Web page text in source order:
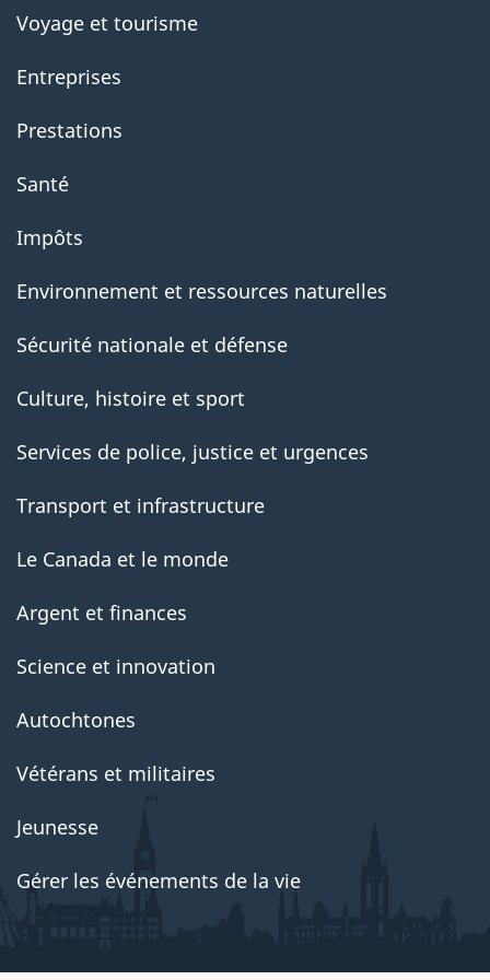
Voyage et tourisme
Entreprises
Prestations
Santé
Impôts
Environnement et ressources naturelles
Sécurité nationale et défense
Culture, histoire et sport
Services de police, justice et urgences
Transport et infrastructure
Le Canada et le monde
Argent et finances
Science et innovation
Autochtones
Vétérans et militaires
Jeunesse
Gérer les événements de la vie